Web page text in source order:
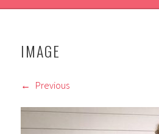
IMAGE
Previous